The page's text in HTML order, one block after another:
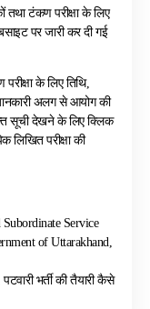
तथा टंकण परीक्षा के लिए
पर जारी कर दी गई
के लिए तिथि,
अलग से आयोग की
सूची देखने के लिए क्लिक
लिखित परीक्षा की
Service
of Uttarakhand,
भर्ती की तैयारी कैसे